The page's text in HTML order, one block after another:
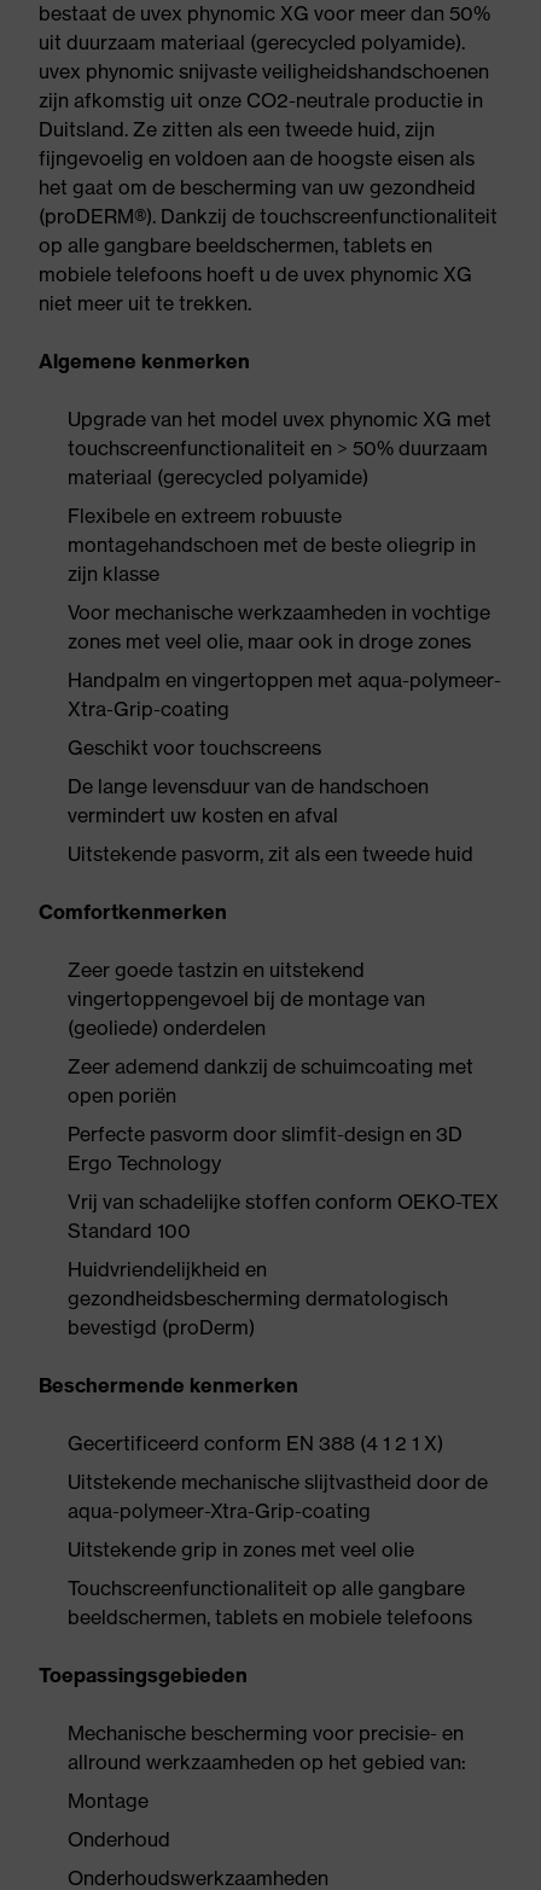
bestaat de uvex phynomic XG voor meer dan 50%
uit duurzaam materiaal (gerecycled polyamide).
uvex phynomic snijvaste veiligheidshandschoenen
zijn afkomstig uit onze CO2-neutrale productie in
Duitsland. Ze zitten als een tweede huid, zijn
fijngevoelig en voldoen aan de hoogste eisen als
het gaat om de bescherming van uw gezondheid
(proDERM®). Dankzij de touchscreenfunctionaliteit
op alle gangbare beeldschermen, tablets en
mobiele telefoons hoeft u de uvex phynomic XG
niet meer uit te trekken.
Algemene kenmerken
Upgrade van het model uvex phynomic XG met
touchscreenfunctionaliteit en > 50% duurzaam
materiaal (gerecycled polyamide)
Flexibele en extreem robuuste
montagehandschoen met de beste oliegrip in
zijn klasse
Voor mechanische werkzaamheden in vochtige
zones met veel olie, maar ook in droge zones
Handpalm en vingertoppen met aqua-polymeer-
Xtra-Grip-coating
Geschikt voor touchscreens
De lange levensduur van de handschoen
vermindert uw kosten en afval
Uitstekende pasvorm, zit als een tweede huid
Comfortkenmerken
Zeer goede tastzin en uitstekend
vingertoppengevoel bij de montage van
(geoliede) onderdelen
Zeer ademend dankzij de schuimcoating met
open poriën
Perfecte pasvorm door slimfit-design en 3D
Ergo Technology
Vrij van schadelijke stoffen conform OEKO-TEX
Standard 100
Huidvriendelijkheid en
gezondheidsbescherming dermatologisch
bevestigd (proDerm)
Beschermende kenmerken
Gecertificeerd conform EN 388 (4 1 2 1 X)
Uitstekende mechanische slijtvastheid door de
aqua-polymeer-Xtra-Grip-coating
Uitstekende grip in zones met veel olie
Touchscreenfunctionaliteit op alle gangbare
beeldschermen, tablets en mobiele telefoons
Toepassingsgebieden
Mechanische bescherming voor precisie- en
allround werkzaamheden op het gebied van:
Montage
Onderhoud
Onderhoudswerkzaamheden